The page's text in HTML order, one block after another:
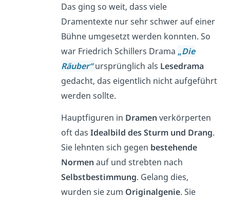
Das ging so weit, dass viele
Dramentexte nur sehr schwer auf einer
Bühne umgesetzt werden konnten. So
war Friedrich Schillers Drama „Die
Räuber“ ursprünglich als Lesedrama
gedacht, das eigentlich nicht aufgeführt
werden sollte.
Hauptfiguren in Dramen verkörperten
oft dasIdealbild des Sturm und Drang.
Sie lehnten sich gegen bestehende
Normen auf und strebten nach
Selbstbestimmung. Gelang dies,
wurden sie zum Originalgenie. Sie